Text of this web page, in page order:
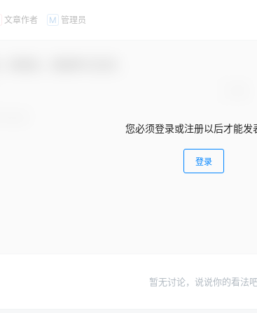
文章作者 M 管理员
您必须登录或注册以后才能发
登录
暂无讨论，说说你的看法吧